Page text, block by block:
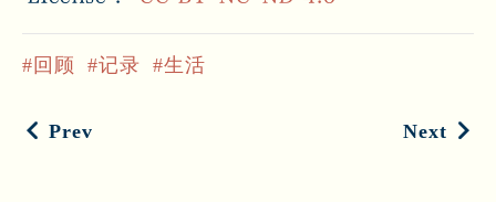
回顾 记录 生活
Prev Next